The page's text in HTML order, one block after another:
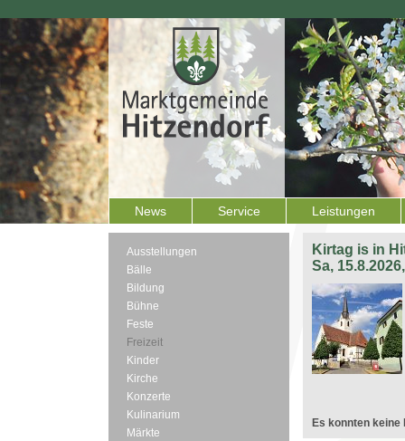
News Service Leistungen
Ausstellungen
Bälle
Bildung
Bühne
Feste
Freizeit
Kinder
Kirche
Konzerte
Kulinarium
Märkte
Kirtag is in
Sa,
Es konnten keine